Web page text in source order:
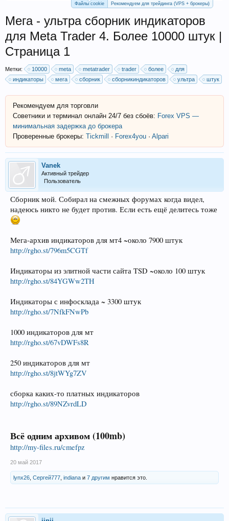
Файлы cookie Рекомендуем для трейдинга (VPS + брокеры)
Мега - ультра сборник индикаторов
для Meta Trader 4. Более 10000 штук |
Страница 1
Метки: 10000 meta metatrader trader более
для
индикаторы
мега сборник сборникиндикаторов ультра штук
Рекомендуем для торговли
Советники и терминал онлайн 24/7 без сбоёв: Forex VPS —
минимальная задержка до брокера
Проверенные брокеры: Tickmill · Forex4you · Alpari
Vanek
Активный трейдер
Пользователь
Сборник мой. Собирал на смежных форумах когда видел,
надеюсь никто не будет против. Если есть ещё делитесь тоже
Мега-архив индикаторов для мт4 ~около 7900 штук
http://rgho.st/796m5CGTf
Индикаторы из элитной части сайта TSD ~около 100 штук
http://rgho.st/84YGWw2TH
Индикаторы с инфосклада ~ 3300 штук
http://rgho.st/7NfkFNwPb
1000 индикаторов для мт
http://rgho.st/67vDWFs8R
250 индикаторов для мт
http://rgho.st/8jtWYg7ZV
сборка каких-то платных индикаторов
http://rgho.st/89NZvrdLD
Всё одним архивом (100mb)
http://my-files.ru/cmefpz
20 май 2017
lynx26 Сергей777 indiana и 7 другим нравится это.